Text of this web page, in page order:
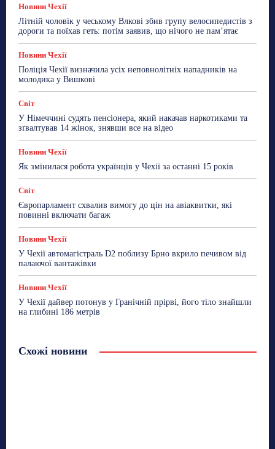
Новини Чехії
Літній чоловік у чеському Влкові збив групу велосипедистів з
дороги та поїхав геть: потім заявив, що нічого не пам’ятає
Новини Чехії
Поліція Чехії визначила усіх неповнолітніх нападників на
молодика у Вишкові
Світ
У Німеччині судять пенсіонера, який накачав наркотиками та
зґвалтував 14 жінок, знявши все на відео
Новини Чехії
Як змінилася робота українців у Чехії за останні 15 років
Світ
Європарламент схвалив вимогу до цін на авіаквитки, які
повинні включати багаж
Новини Чехії
У Чехії автомагістраль D2 поблизу Брно вкрило печивом від
палаючої вантажівки
Новини Чехії
У Чехії дайвер потонув у Гранічній прірві, його тіло знайшли
на глибині 186 метрів
Схожі новини